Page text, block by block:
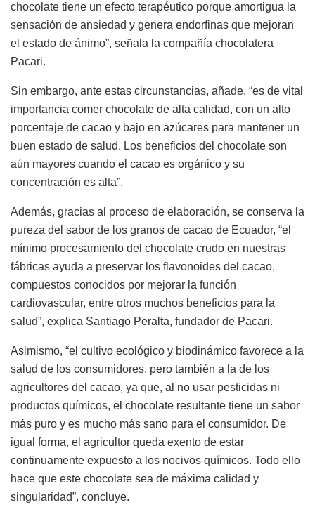
chocolate tiene un efecto terapéutico porque amortigua la
sensación de ansiedad y genera endorfinas que mejoran
el estado de ánimo”, señala la compañía chocolatera
Pacari.
Sin embargo, ante estas circunstancias, añade, “es de vital
importancia comer chocolate de alta calidad, con un alto
porcentaje de cacao y bajo en azúcares para mantener un
buen estado de salud. Los beneficios del chocolate son
aún mayores cuando el cacao es orgánico y su
concentración es alta”.
Además, gracias al proceso de elaboración, se conserva la
pureza del sabor de los granos de cacao de Ecuador, “el
mínimo procesamiento del chocolate crudo en nuestras
fábricas ayuda a preservar los flavonoides del cacao,
compuestos conocidos por mejorar la función
cardiovascular, entre otros muchos beneficios para la
salud”, explica Santiago Peralta, fundador de Pacari.
Asimismo, “el cultivo ecológico y biodinámico favorece a la
salud de los consumidores, pero también a la de los
agricultores del cacao, ya que, al no usar pesticidas ni
productos químicos, el chocolate resultante tiene un sabor
más puro y es mucho más sano para el consumidor. De
igual forma, el agricultor queda exento de estar
continuamente expuesto a los nocivos químicos. Todo ello
hace que este chocolate sea de máxima calidad y
singularidad”, concluye.